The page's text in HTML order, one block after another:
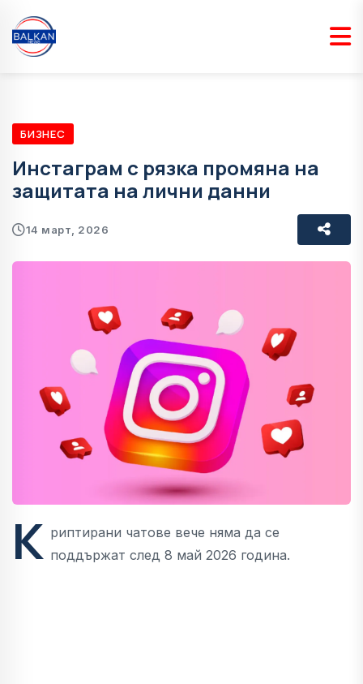
БИЗНЕС
Инстаграм с рязка промяна на
защитата на лични данни
14 март, 2026
K риптирани чатове вече няма да се
поддържат след 8 май 2026 година.